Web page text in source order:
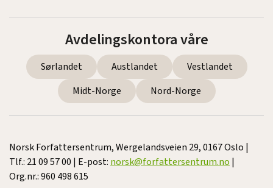
Avdelingskontora våre
Sørlandet Austlandet
Vestlandet
Midt-Norge
Nord-Norge
Norsk Forfattersentrum, Wergelandsveien 29, 0167 Oslo |
Tlf.: 21 09 57 00 | E-post:norsk@forfattersentrum.no|
Org.nr.: 960 498 615